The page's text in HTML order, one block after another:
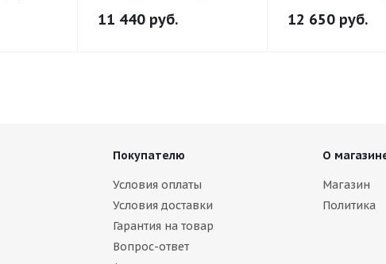
11 440 руб. 12 650 руб.
Покупателю
Условия оплаты
Условия доставки
Гарантия на товар
Вопрос-ответ
О
Магазин
Политика